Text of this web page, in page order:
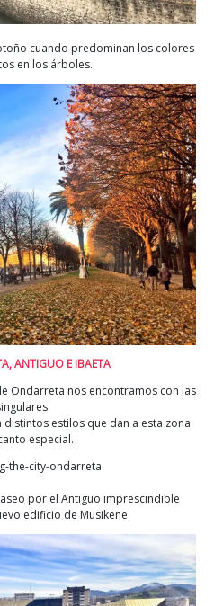
cuando predominan los colores
en los árboles.
ANTIGUO E IBAETA
Ondarreta nos encontramos con las
estilos que dan a esta zona
especial.
por el Antiguo imprescindible
edificio de Musikene